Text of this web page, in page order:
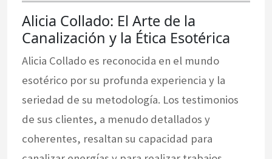
Alicia Collado: El Arte de la
Canalización y la Ética Esotérica
Alicia Collado es reconocida en el mundo
esotérico por su profunda experiencia y la
seriedad de su metodología. Los testimonios
de sus clientes, a menudo detallados y
coherentes, resaltan su capacidad para